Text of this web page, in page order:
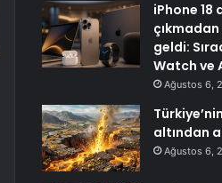
iPhone 18
geldi:
Watch ve
Ağustos 6,
altından
Ağustos 6,